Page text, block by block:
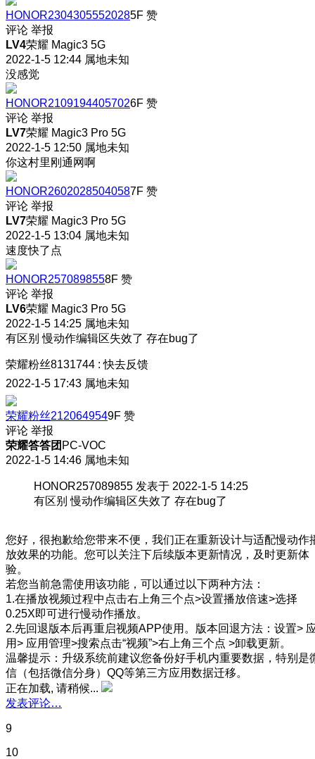
HONOR23043055520285F 赞
评论 举报
LV4荣耀 Magic3 5G
2022-1-5 12:44 属地未知
没感觉
HONOR21091944057026F 赞
评论 举报
LV7荣耀 Magic3 Pro 5G
2022-1-5 12:50 属地未知
你这村里刚通网啊
HONOR26020285040587F 赞
评论 举报
LV7荣耀 Magic3 Pro 5G
2022-1-5 13:04 属地未知
速度快了点
HONOR2570898558F 赞
评论 举报
LV6荣耀 Magic3 Pro 5G
2022-1-5 14:25 属地未知
有区别 慢动作编辑区失效了 存在bug了
荣耀粉丝8131744 : 快去反馈
2022-1-5 17:43 属地未知
荣耀粉丝2120649549F 赞
评论 举报
荣耀答答团 PC-VOC
2022-1-5 14:46 属地未知
HONOR257089855 发表于 2022-1-5 14:25
有区别 慢动作编辑区失效了 存在bug了
您好，很抱歉给您带来不便，我们正在重新设计与适配慢动作
放效果的功能。您可以关注下后续版本更新情况，及时更新体
验。
若您当前急需使用该功能，可以通过以下两种方法：
1.在播放视频过程中点击右上角三个点>设置播放倍速>选择
0.25X即可进行慢动作播放。
2.先回退版本后再重启视频APP使用。版本回退方法：设置>
用> 应用管理>搜索点击“视频”>右上角三个点 >卸载更新。
温馨提示：升级系统前建议您备份好手机内重要数据，特别是
信（包括微信分身）QQ等第三方应用数据迁移。
正在加载, 请稍候...
发表评论…
9
10